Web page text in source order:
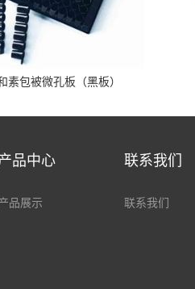
素包被微孔板（黑板）
品中心
品展示
联系我们
联系我们